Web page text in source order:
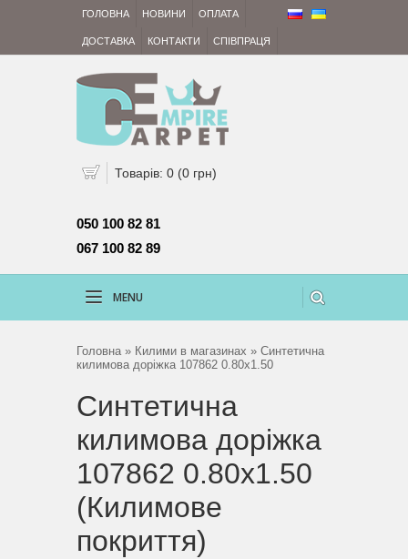
ГОЛОВНА НОВИНИ ОПЛАТА
ДОСТАВКА КОНТАКТИ СПІВПРАЦЯ
Товарів: 0 (0 грн)
050 100 82 81
067 100 82 89
MENU
Головна» Килими в магазинах » Синтетична
килимова доріжка 107862 0.80х1.50
Синтетична
килимова доріжка
107862 0.80х1.50
(Килимове
покриття)